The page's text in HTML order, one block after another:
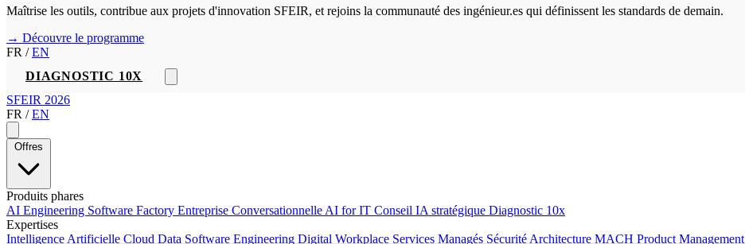
Maîtrise les outils, contribue aux projets d'innovation SFEIR, et rejoins la communauté des ingénieur.es qui définissent les standards de demain.
→ Découvre le programme
FR / EN
DIAGNOSTIC 10X
SFEIR 2026
FR / EN
Offres
Produits phares
AI Engineering Software Factory Entreprise Conversationnelle AI for IT Conseil IA stratégique Diagnostic 10x
Expertises
Intelligence Artificielle Cloud Data Software Engineering Digital Workplace Services Managés Sécurité Architecture MACH Product Management